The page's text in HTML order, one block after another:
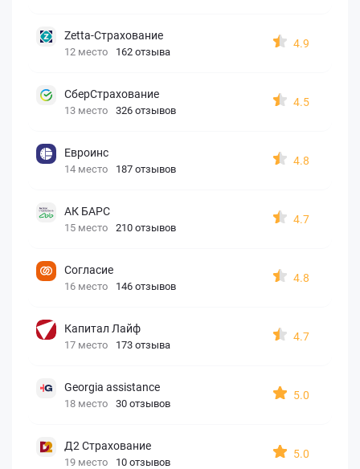
Zetta-Страхование
12 место 162 отзыва
4.9
СберСтрахование
13 место 326 отзывов
4.5
Евроинс
14 место 187 отзывов
4.8
АК БАРС
15 место 210 отзывов
4.7
Согласие
16 место 146 отзывов
4.8
Капитал Лайф
17 место 173 отзыва
4.7
Georgia assistance
18 место 30 отзывов
5.0
Д2 Страхование
19 место 10 отзывов
5.0